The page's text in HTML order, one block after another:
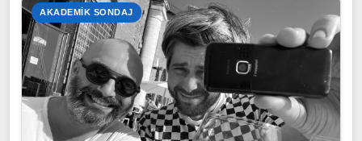
AKADEMIK SONDAJ